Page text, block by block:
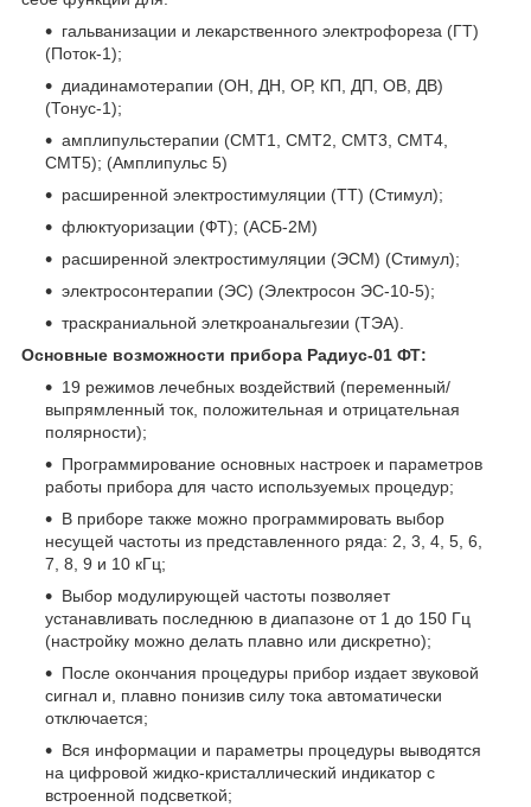
гальванизации и лекарственного электрофореза (ГТ)
(Поток-1);
диадинамотерапии (ОН, ДН, ОР, КП, ДП, ОВ, ДВ)
(Тонус-1);
амплипульстерапии (СМТ1, СМТ2, СМТ3, СМТ4,
СМТ5); (Амплипульс 5)
расширенной электростимуляции (ТТ) (Стимул);
флюктуоризации (ФТ); (АСБ-2М)
расширенной электростимуляции (ЭСМ) (Стимул);
электросонтерапии (ЭС) (Электросон ЭС-10-5);
траскраниальной элеткроанальгезии (ТЭА).
Основные возможности прибора Радиус-01 ФТ:
19 режимов лечебных воздействий (переменный/
выпрямленный ток, положительная и отрицательная
полярности);
Программирование основных настроек и параметров
работы прибора для часто используемых процедур;
В приборе также можно программировать выбор
несущей частоты из представленного ряда: 2, 3, 4, 5, 6,
7, 8, 9 и 10 кГц;
Выбор модулирующей частоты позволяет
устанавливать последнюю в диапазоне от 1 до 150 Гц
(настройку можно делать плавно или дискретно);
После окончания процедуры прибор издает звуковой
сигнал и, плавно понизив силу тока автоматически
отключается;
Вся информации и параметры процедуры выводятся
на цифровой жидко-кристаллический индикатор с
встроенной подсветкой;